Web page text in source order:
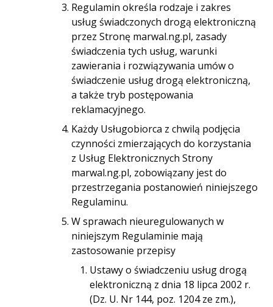
Regulamin określa rodzaje i zakres
usług świadczonych drogą elektroniczną
przez Stronę marwal.ng.pl, zasady
świadczenia tych usług, warunki
zawierania i rozwiązywania umów o
świadczenie usług drogą elektroniczną,
a także tryb postępowania
reklamacyjnego.
Każdy Usługobiorca z chwilą podjęcia
czynności zmierzających do korzystania
z Usług Elektronicznych Strony
marwal.ng.pl, zobowiązany jest do
przestrzegania postanowień niniejszego
Regulaminu.
W sprawach nieuregulowanych w
niniejszym Regulaminie mają
zastosowanie przepisy
Ustawy o świadczeniu usług drogą
elektroniczną z dnia 18 lipca 2002 r.
(Dz. U. Nr 144, poz. 1204 ze zm.),